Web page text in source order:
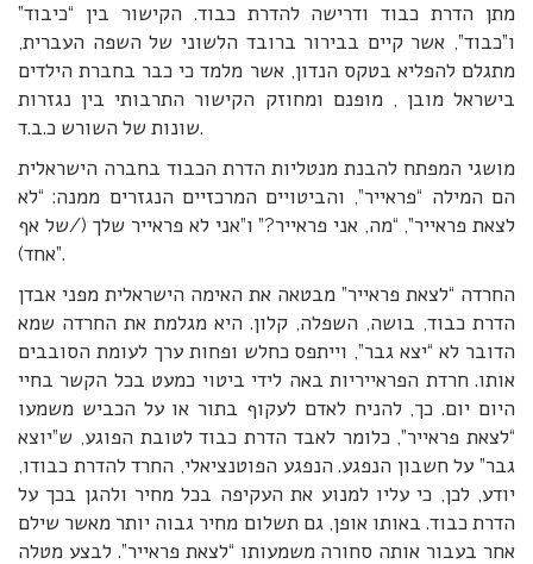
מתן הדרת כבוד ודרישה להדרת כבוד. הקישור בין “כיבוד”
ו”כבוד”, אשר קיים בבירור ברובד הלשוני של השפה העברית,
מתגלם להפליא בטקס הנדון, אשר מלמד כי כבר בחברת הילדים
בישראל מובן , מופנם ומחוזק הקישור התרבותי בין נגזרות
שונות של השורש כ.ב.ד.
מושגי המפתח להבנת מנטליות הדרת הכבוד בחברה הישראלית
הם המילה “פראייר”, והביטויים המרכזיים הנגזרים ממנה: “לא
לצאת פראייר”, “מה, אני פראייר?” ו”אני לא פראייר שלך (/של אף
אחד)”.
החרדה “לצאת פראייר” מבטאה את האימה הישראלית מפני אבדן
הדרת כבוד, בושה, השפלה, קלון. היא מגלמת את החרדה שמא
הדובר לא “יצא גבר”, וייתפס כחלש ופחות ערך לעומת הסובבים
אותו. חרדת הפראייריות באה לידי ביטוי כמעט בכל הקשר בחיי
היום יום. כך, להניח לאדם לעקוף בתור או על הכביש משמעו
“לצאת פראייר”, כלומר לאבד הדרת כבוד לטובת הפוגע, ש”יוצא
גבר” על חשבון הנפגע. הנפגע הפוטנציאלי, החרד להדרת כבודו,
יודע, לכן, כי עליו למנוע את העקיפה בכל מחיר ולהגן בכך על
הדרת כבוד. באותו אופן, גם תשלום מחיר גבוה יותר מאשר שילם
אחר בעבור אותה סחורה משמעותו “לצאת פראייר”. לבצע מטלה